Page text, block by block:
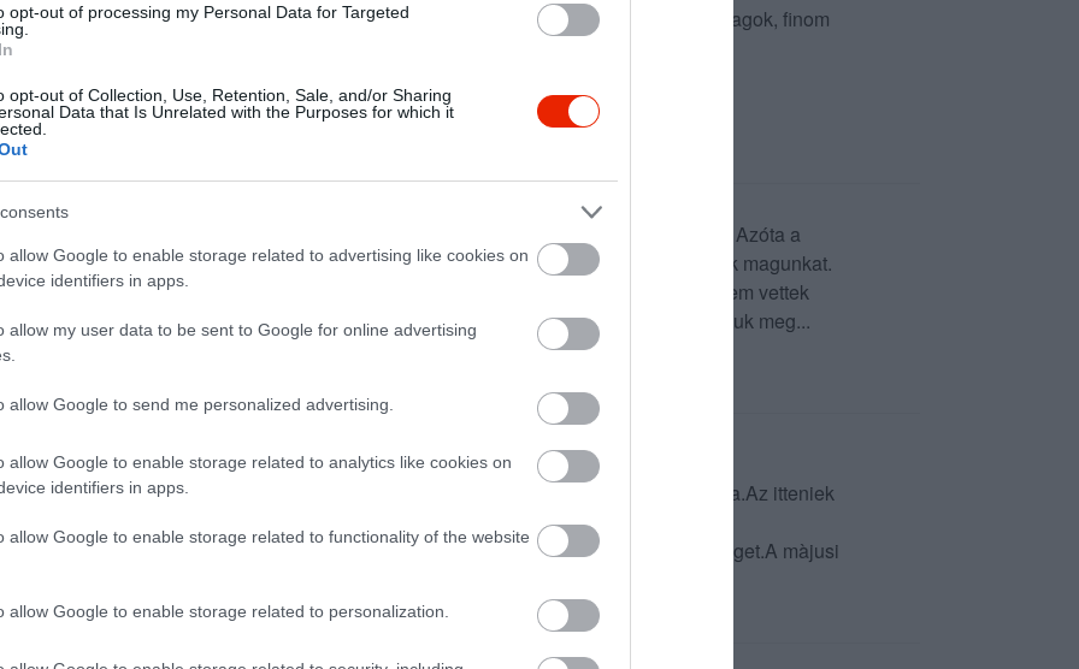
opt-out of processing my Personal Data for Targeted
opt-out of Collection, Use, Retention, Sale, and/or Sharing
Data that Is Unrelated with the Purposes for which it
allow Google to enable storage related to advertising like cookies on
identifiers in apps.
allow my user data to be sent to Google for online advertising
allow Google to send me personalized advertising.
allow Google to enable storage related to analytics like cookies on
identifiers in apps.
allow Google to enable storage related to functionality of the website
allow Google to enable storage related to personalization.
az étteremben a Sport Hotel recepciósának ajánlására, nem bántuk meg, hatalmas adagok, finom
Ha erre járunk betérünk!
tértünk be egy késői ebédre a vendéglőbe. Minden szuperül ment egészen estig... Azóta a
váltjuk egymást ott, ahová a királyok is egyedül járnak és rettenetesen rosszul érezzük magunkat.
hogy 50 alkalomból kifogtuk azt az egyet amikor egy lejárt szavidős alapanyagot nem vettek
úgy gondolom elfogadhatatlan. Szegeden étteremmel így még soha sem jártuk meg...
volt, hogy itt megfordultunk.
kiszolgàlàs.Isreni étel,hatalmas adag.
nem utòljàra.Lefényképeztem a tànyéromatés magamal hoztam Németorszàgba.Az itteniek
és köszönöm a pincérnő kedvességét!Ezùton kìvànok munkàjuk hoz jò egészséget.A màjusi
Judit